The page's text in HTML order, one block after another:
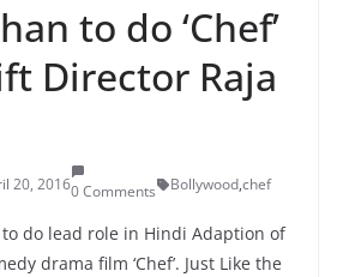
to do ‘Chef’
Director Raja
20, 20160 Comments Bollywood,chef
do lead role in Hindi Adaption of
drama film ‘Chef’. Just Like the